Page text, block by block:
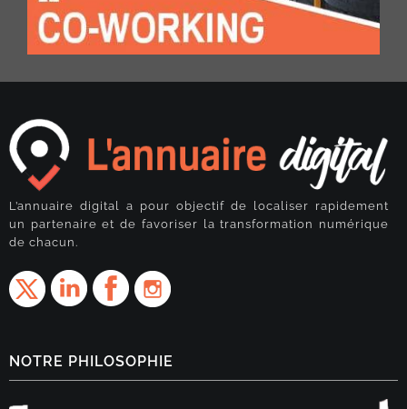
L’annuaire digital a pour objectif de localiser rapidement
un partenaire et de favoriser la transformation numérique
de chacun.
NOTRE PHILOSOPHIE